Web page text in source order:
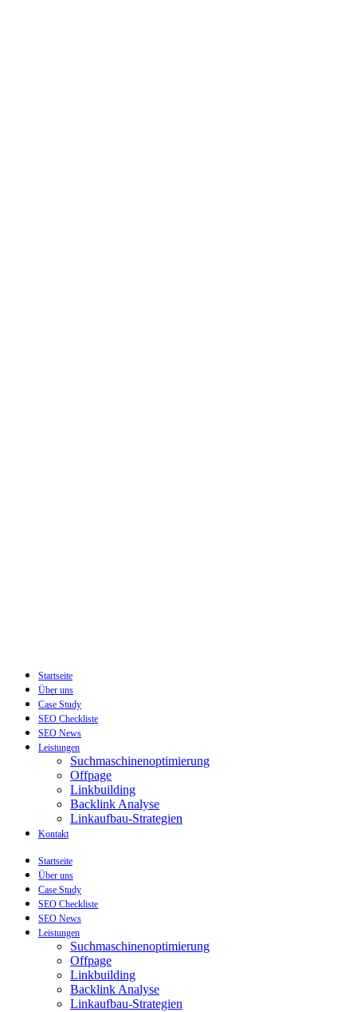
Startseite
Über uns
Case Study
SEO Checkliste
SEO News
Leistungen
Suchmaschinenoptimierung
Offpage
Linkbuilding
Backlink Analyse
Linkaufbau-Strategien
Kontakt
Startseite
Über uns
Case Study
SEO Checkliste
SEO News
Leistungen
Suchmaschinenoptimierung
Offpage
Linkbuilding
Backlink Analyse
Linkaufbau-Strategien